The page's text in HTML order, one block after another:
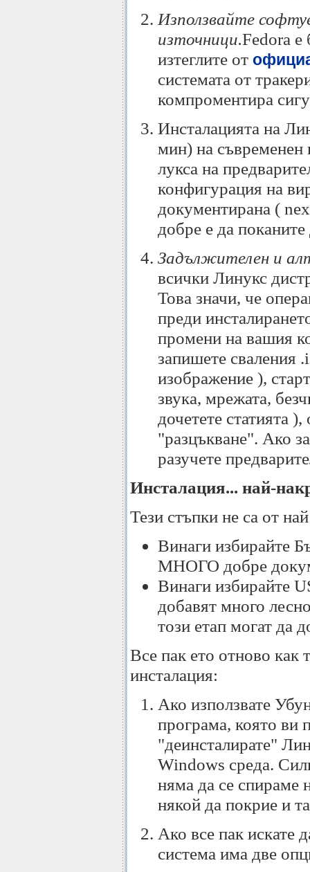
Използвайте
източници.Fedora е
изтеглите от
системата от
компроментира
Инсталацията на
мин) на
лукса на
конфигурация на
документирана (
добре е да
Задължителен и
всички Линукс
Това значи, че
преди
промени на вашия
запишете сваления
изображение ),
звука, мрежата,
дочетете статията
"разцъкване". Ако
разучете
Инсталация... най-
Тези стъпки не са от
Винаги избирайте
МНОГО добре
Винаги избирайте
добавят много
този етап могат да
Все пак ето отново как
инсталация:
Ако използвате
програма, която ви
"деинсталирате"
Windows среда.
няма да се спираме
някой да покрие и
Ако все пак искате
система има две